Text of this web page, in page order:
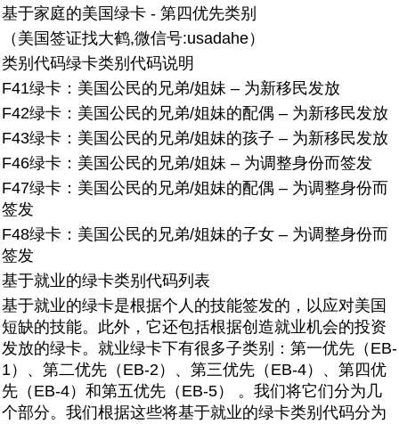
基于家庭的美国绿卡 - 第四优先类别
（美国签证找大鹤,微信号:usadahe）
类别代码绿卡类别代码说明
F41绿卡： 美国公民的兄弟/姐妹 – 为新移民发放
F42绿卡： 美国公民的兄弟/姐妹的配偶 – 为新移民发放
F43绿卡： 美国公民的兄弟/姐妹的孩子 – 为新移民发放
F46绿卡： 美国公民的兄弟/姐妹 – 为调整身份而签发
F47绿卡： 美国公民的兄弟/姐妹的配偶 – 为调整身份而
签发
F48绿卡： 美国公民的兄弟/姐妹的子女 – 为调整身份而
签发
基于就业的绿卡类别代码列表
基于就业的绿卡是根据个人的技能签发的，以应对美国
短缺的技能。此外，它还包括根据创造就业机会的投资
发放的绿卡。就业绿卡下有很多子类别：第一优先（EB-
1）、第二优先（EB-2）、第三优先（EB-4）、第四优
先（EB-4）和第五优先（EB-5） 。我们将它们分为几
个部分。我们根据这些将基于就业的绿卡类别代码分为